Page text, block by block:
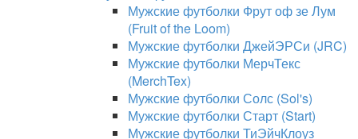
Мужские футболки Фрут оф зе Лум
(Fruit of the Loom)
Мужские футболки ДжейЭРСи (JRC)
Мужские футболки МерчТекс
(MerchTex)
Мужские футболки Солс (Sol's)
Мужские футболки Старт (Start)
Мужские футболки ТиЭйчКлоуз